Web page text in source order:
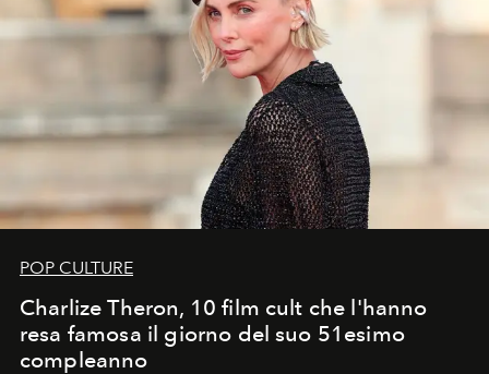
POP CULTURE
Charlize Theron, 10 film cult che l'hanno
resa famosa il giorno del suo 51esimo
compleanno